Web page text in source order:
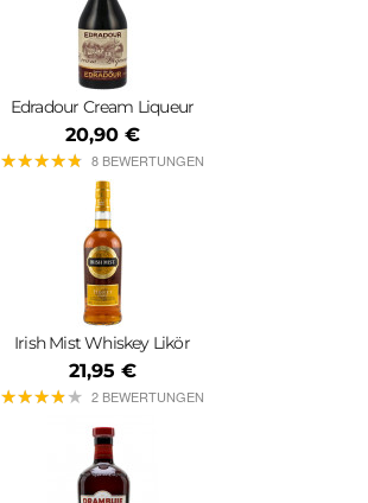
Edradour Cream Liqueur
20,90 €
★★★★★
★★★★★ 8 BEWERTUNGEN
Irish Mist Whiskey Likör
21,95 €
★★★★★
★★★★★ 2 BEWERTUNGEN